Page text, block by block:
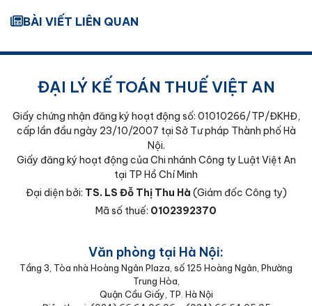
BÀI VIẾT LIÊN QUAN
ĐẠI LÝ KẾ TOÁN THUẾ VIỆT AN
Giấy chứng nhận đăng ký hoạt động số: 01010266/TP/ĐKHĐ,
cấp lần đầu ngày 23/10/2007 tại Sở Tư pháp Thành phố Hà
Nội.
Giấy đăng ký hoạt động của Chi nhánh Công ty Luật Việt An
tại TP Hồ Chí Minh
Đại diện bởi: TS. LS Đỗ Thị Thu Hà (Giám đốc Công ty)
Mã số thuế: 0102392370
Văn phòng tại Hà Nội:
Tầng 3, Tòa nhà Hoàng Ngân Plaza, số 125 Hoàng Ngân, Phường
Trung Hòa,
Quận Cầu Giấy, TP. Hà Nội